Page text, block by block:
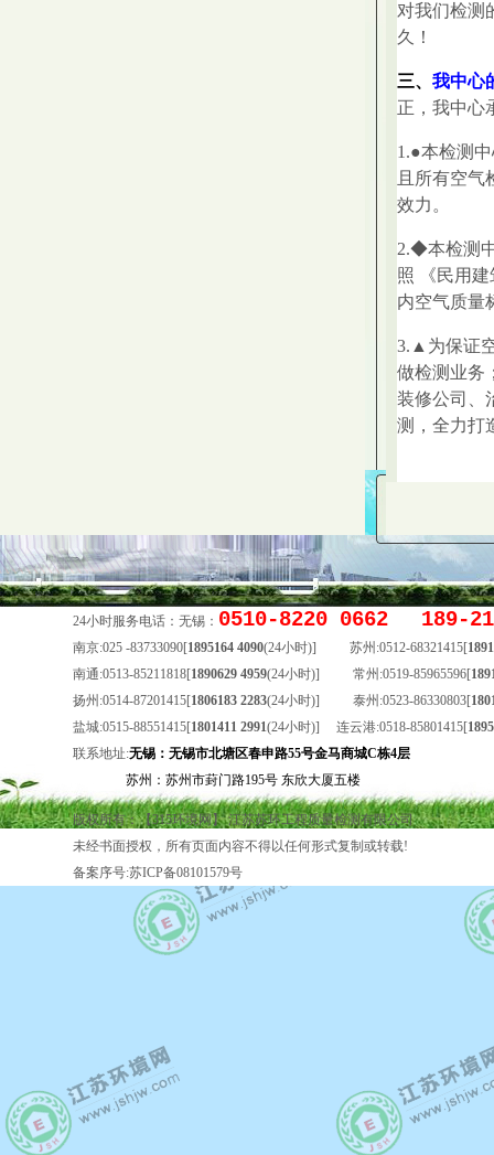
对我们检测
久！
三、 我中心
正，我中心
1.●本检测
且所有空气
效力。
2.◆本检测
照 《民用建
内空气质量
3.▲为保证
做检测业务
装修公司、
测，全力打
24小时服务电话：无锡： 0510-8220 0662 189-
南京:025 -83733090[1895164 4090(24小时)] 苏州:0512-68321415[
南通:0513-85211818[1890629 4959(24小时)] 常州:0519-85965596[
扬州:0514-87201415[1806183 2283(24小时)] 泰州:0523-86330803[
盐城:0515-88551415[1801411 2991(24小时)] 连云港:0518-85801415[
联系地址:无锡： 无锡市北塘区春申路55号金马商城C栋4层
苏州：苏州市葑门路195号 东欣大厦五楼
版权所有：【315环境网】 江苏苏环工程质量检测有限公司
未经书面授权，所有页面内容不得以任何形式复制或转载!
备案序号:苏ICP备08101579号